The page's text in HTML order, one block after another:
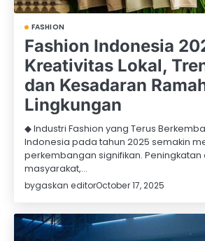
FASHION
Fashion Indonesia
Kreativitas Lokal,
dan Kesadaran
Lingkungan
◆ Industri Fashion yang Terus
Indonesia pada tahun 2025 semakin
perkembangan signifikan. Peningkatan
masyarakat,…
bygaskan editorOctober 17, 2025